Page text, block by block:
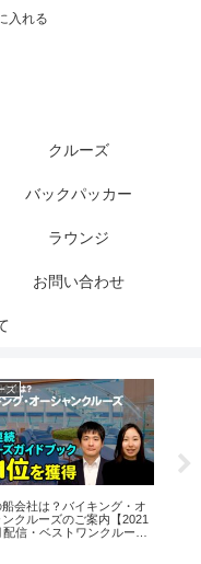
入れる
クルーズ
バックパッカー
ラウンジ
お問い合わせ
ズ
会社は？バイキング・オ
ンクルーズのご案内【2021
配信・ベストワンクルー